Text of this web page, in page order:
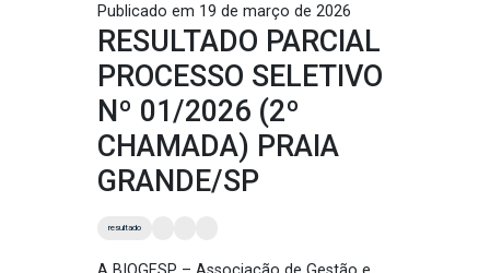
Publicado em 19 de março de 2026
RESULTADO PARCIAL
PROCESSO SELETIVO
Nº 01/2026 (2º
CHAMADA) PRAIA
GRANDE/SP
resultado